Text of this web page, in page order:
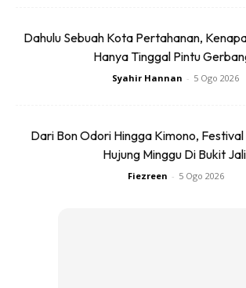
Dahulu Sebuah Kota Pertahanan,
Hanya Tinggal Pintu
Syahir Hannan - 5 Ogo 2026
Dari Bon Odori Hingga Kimono,
Hujung Minggu Di Bukit
Fiezreen - 5 Ogo 2026